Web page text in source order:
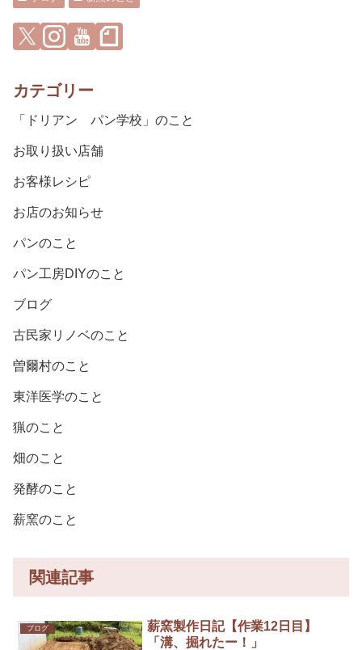
カテゴリー
「ドリアン パン学校」のこと
お取り扱い店舗
お客様レシピ
お店のお知らせ
パンのこと
パン工房DIYのこと
ブログ
古民家リノベのこと
曽爾村のこと
東洋医学のこと
猟のこと
畑のこと
発酵のこと
薪窯のこと
関連記事
ブログ
薪窯製作日記【作業12日目】
「溝、掘れたー！」